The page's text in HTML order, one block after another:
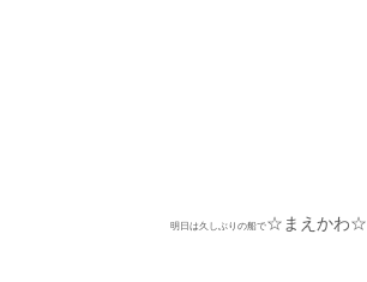
明日は久しぶりの船で☆まえかわ☆